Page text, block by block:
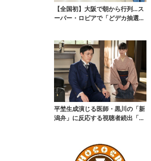
【全国初】大阪で朝から行列…ス
ーパー・ロピアで「どデカ抽選
平埜生成演じる医師・黒川の「新
潟弁」に反応する視聴者続出「グ